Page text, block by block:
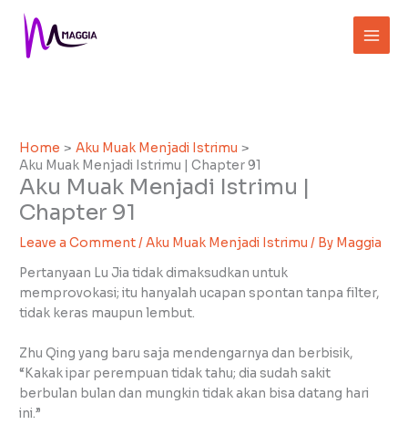
content
Home
Aku Muak Menjadi Istrimu
Aku Muak Menjadi Istrimu | Chapter 91
Aku Muak Menjadi Istrimu |
Chapter 91
Leave a Comment/Aku Muak Menjadi Istrimu / By Maggia
Pertanyaan Lu Jia tidak dimaksudkan untuk
memprovokasi; itu hanyalah ucapan spontan tanpa filter,
tidak keras maupun lembut.
Zhu Qing yang baru saja mendengarnya dan berbisik,
“Kakak ipar perempuan tidak tahu; dia sudah sakit
berbulan bulan dan mungkin tidak akan bisa datang hari
ini.”